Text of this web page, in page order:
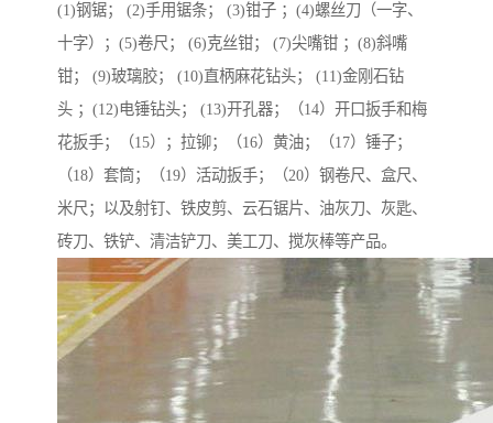
(1)钢锯； (2)手用锯条； (3)钳子 ；(4)螺丝刀（一字、
十字）；(5)卷尺； (6)克丝钳； (7)尖嘴钳 ；(8)斜嘴
钳； (9)玻璃胶； (10)直柄麻花钻头； (11)金刚石钻
头 ；(12)电锤钻头； (13)开孔器；（14）开口扳手和梅
花扳手；（15）；拉铆；（16）黄油；（17）锤子；
（18）套筒；（19）活动扳手；（20）钢卷尺、盒尺、
米尺；以及射钉、铁皮剪、云石锯片、油灰刀、灰匙、
砖刀、铁铲、清洁铲刀、美工刀、搅灰棒等产品。